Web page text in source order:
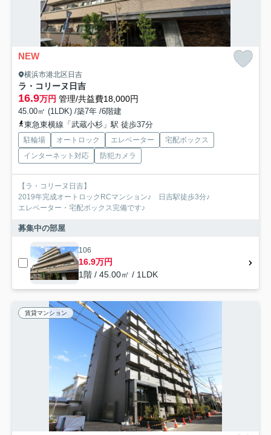
NEW
横浜市港北区日吉
ラ・コリーヌ日吉
16.9万円 管理/共益費18,000円
45.00㎡ (1LDK) /築7年 /6階建
東急東横線「武蔵小杉」駅 徒歩37分
駐輪場 オートロック エレベーター
宅配ボックス
インターネット対応
防犯カメラ
【ラ・コリーヌ日吉】
2019年完成オートロックRCマンション♪ 日吉駅徒歩3分♪
エレベーター・宅配ボックス完備です♪
募集中の部屋
106
16.9万円
1階 / 45.00㎡ / 1LDK
賃貸マンション